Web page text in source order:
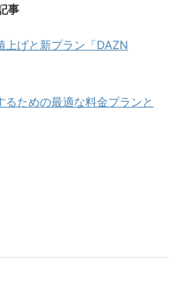
事
上げと新プラン「DAZN
ための最適な料金プランと